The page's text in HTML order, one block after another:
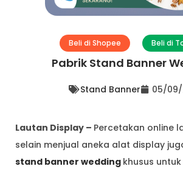
Beli di Shopee Beli di
Pabrik Stand Banner
Stand Banner 05/
Lautan Display – Percetakan online
selain menjual aneka alat display
stand banner wedding khusus